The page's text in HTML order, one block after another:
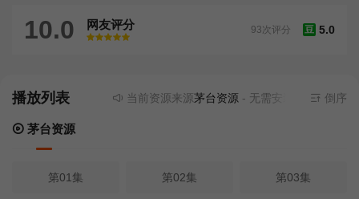
10.0 网友评分
很差
较差还行推荐力荐
豆 5.0
93次评分
播放列表 当前资源来源茅台资源- 无需安装任何插件倒序
茅台资源
第01集 第02集 第03集